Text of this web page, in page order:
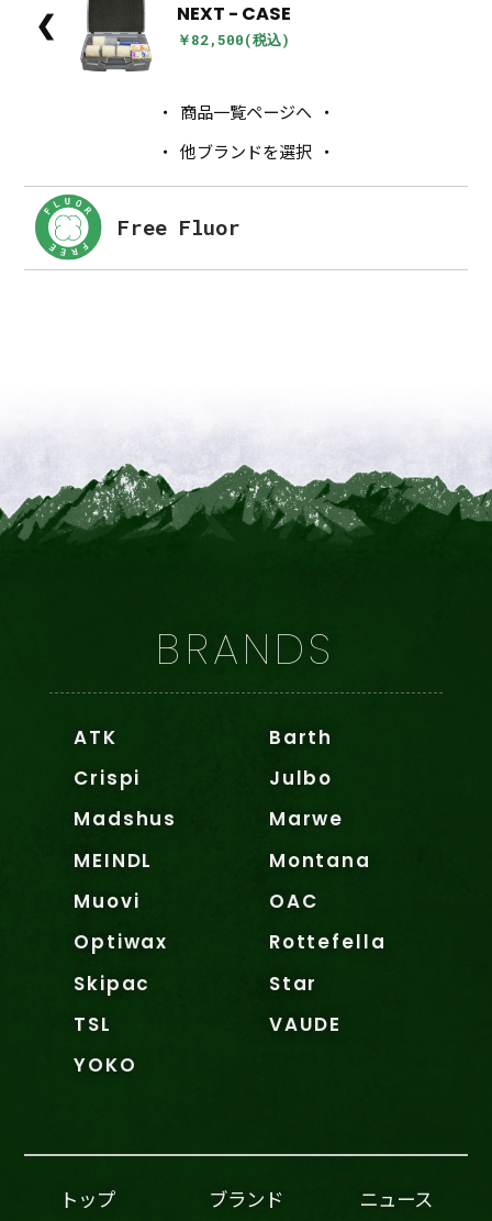
❮ NEXT - CASE
￥82,500(税込)
商品一覧ページへ
他ブランドを選択
Free Fluor
BRANDS
ATK
Barth
Crispi
Julbo
Madshus
Marwe
MEINDL
Montana
Muovi
OAC
Optiwax
Rottefella
Skipac
Star
TSL
VAUDE
YOKO
トップ ブランド ニュース